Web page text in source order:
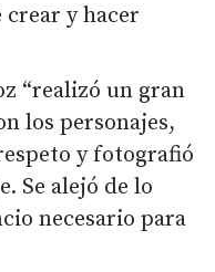
y hacer
“realizó un gran
los personajes,
y fotografió
Se alejó de lo
necesario para